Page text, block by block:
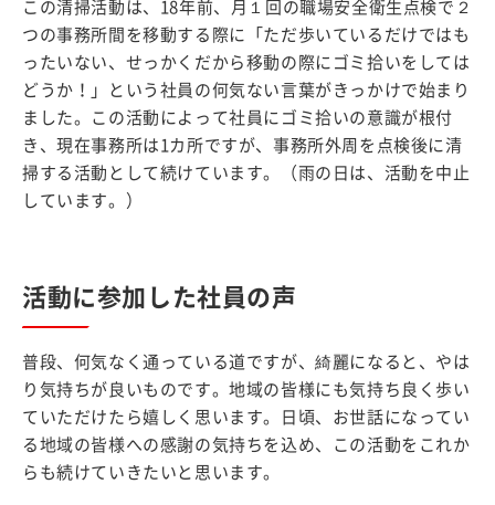
この清掃活動は、18年前、月１回の職場安全衛生点検で２
つの事務所間を移動する際に「ただ歩いているだけではも
ったいない、せっかくだから移動の際にゴミ拾いをしては
どうか！」という社員の何気ない言葉がきっかけで始まり
ました。この活動によって社員にゴミ拾いの意識が根付
き、現在事務所は1カ所ですが、事務所外周を点検後に清
掃する活動として続けています。（雨の日は、活動を中止
しています。）
活動に参加した社員の声
普段、何気なく通っている道ですが、綺麗になると、やは
り気持ちが良いものです。地域の皆様にも気持ち良く歩い
ていただけたら嬉しく思います。日頃、お世話になってい
る地域の皆様への感謝の気持ちを込め、この活動をこれか
らも続けていきたいと思います。